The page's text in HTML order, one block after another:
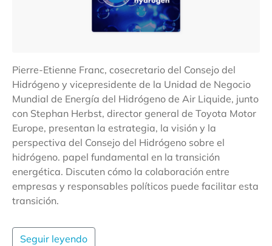
Pierre-Etienne Franc, cosecretario del Consejo del
Hidrógeno y vicepresidente de la Unidad de Negocio
Mundial de Energía del Hidrógeno de Air Liquide, junto
con Stephan Herbst, director general de Toyota Motor
Europe, presentan la estrategia, la visión y la
perspectiva del Consejo del Hidrógeno sobre el
hidrógeno. papel fundamental en la transición
energética. Discuten cómo la colaboración entre
empresas y responsables políticos puede facilitar esta
transición.
Seguir leyendo